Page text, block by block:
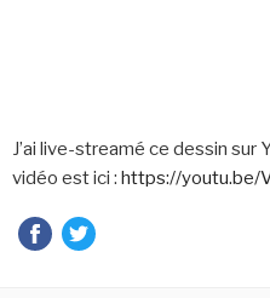
J’ai live-streamé ce dessin sur
vidéo est ici : https://youtu.be/